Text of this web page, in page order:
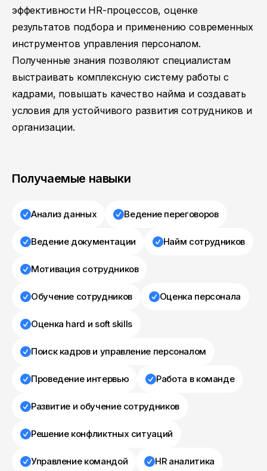
эффективности HR-процессов, оценке
результатов подбора и применению современных
инструментов управления персоналом.
Полученные знания позволяют специалистам
выстраивать комплексную систему работы с
кадрами, повышать качество найма и создавать
условия для устойчивого развития сотрудников и
организации.
Получаемые навыки
Анализ данных Ведение переговоров
Ведение документации Найм сотрудников
Мотивация сотрудников
Обучение сотрудников Оценка персонала
Оценка hard и soft skills
Поиск кадров и управление персоналом
Проведение интервью Работа в команде
Развитие и обучение сотрудников
Решение конфликтных ситуаций
Управление командой HR аналитика